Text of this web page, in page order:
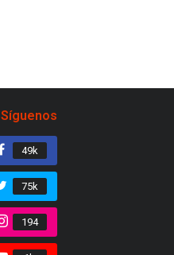
Síguenos
49k
75k
194